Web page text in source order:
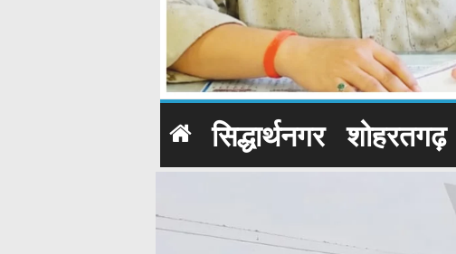
सिद्धार्थनगर शोहरतगढ़